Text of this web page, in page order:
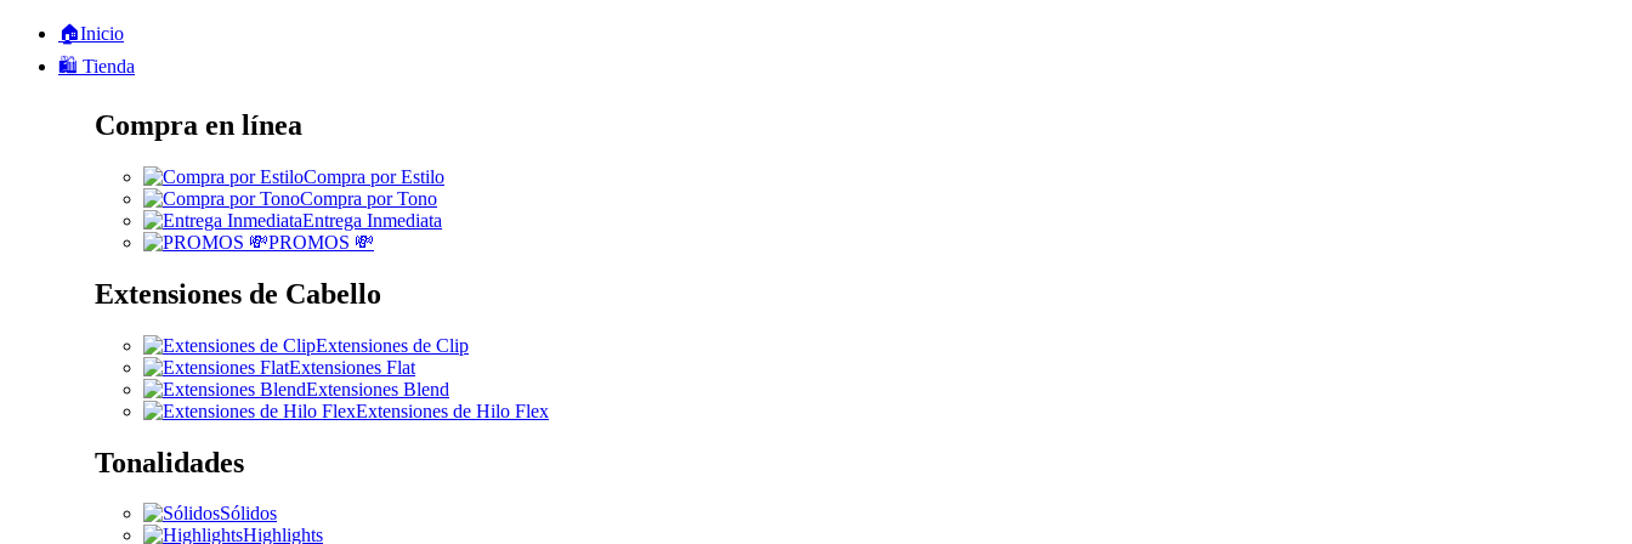
🏠Inicio
🛍️ Tienda
Compra en línea
Compra por Estilo
Compra por Tono
Entrega Inmediata
PROMOS 💸
Extensiones de Cabello
Extensiones de Clip
Extensiones Flat
Extensiones Blend
Extensiones de Hilo Flex
Tonalidades
Sólidos
Highlights